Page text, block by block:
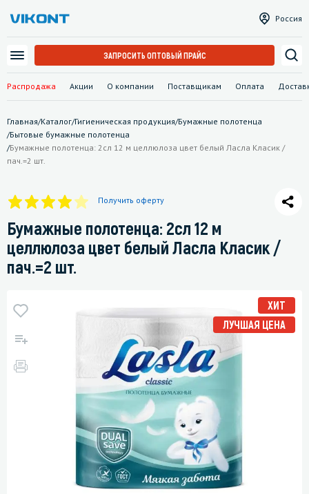
Распродажа Акции О компании Поставщикам Оплата
Россия
ЗАПРОСИТЬ ОПТОВЫЙ ПРАЙС
Главная/Каталог/Гигиеническая продукция/Бумажные полотенца
/Бытовые бумажные полотенца
/Бумажные полотенца: 2сл 12 м целлюлоза цвет белый Ласла Класик /
пач.=2 шт.
Получить оферту
Бумажные полотенца: 2сл 12 м
целлюлоза цвет белый Ласла Класик /
пач.=2 шт.
ХИТ
ЛУЧШАЯ ЦЕНА